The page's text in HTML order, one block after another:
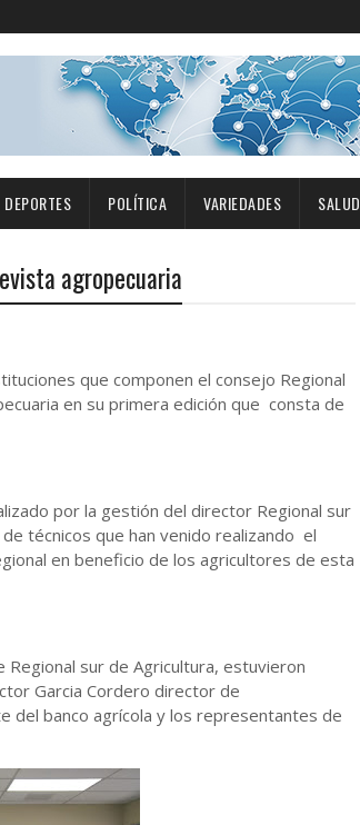
DEPORTES POLÍTICA VARIEDADES SALUD
agropecuaria
que componen el consejo Regional
en su primera edición que consta de
por la gestión del director Regional sur
técnicos que han venido realizando el
en beneficio de los agricultores de esta
sur de Agricultura, estuvieron
Garcia Cordero director de
del banco agrícola y los representantes de